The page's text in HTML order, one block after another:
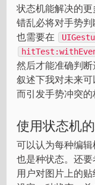
状态机能解决的
错乱必将对手势
也需要在
然后才能准确判
叙述下我对未来
而引发手势冲突的
使用状态机
可以认为每种编
也是种状态。还要
用户对图片上的